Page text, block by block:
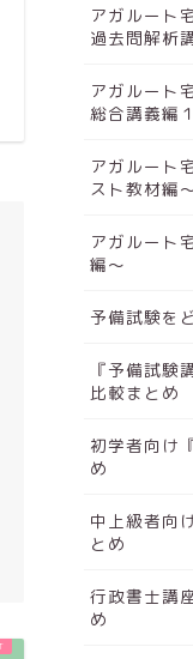
アガルート
過去問解析
アガルート
総合講義編
アガルート
スト教材編
アガルート
編～
予備試験を
『予備試験
比較まとめ
初学者向け
め
中上級者向
とめ
行政書士講
め